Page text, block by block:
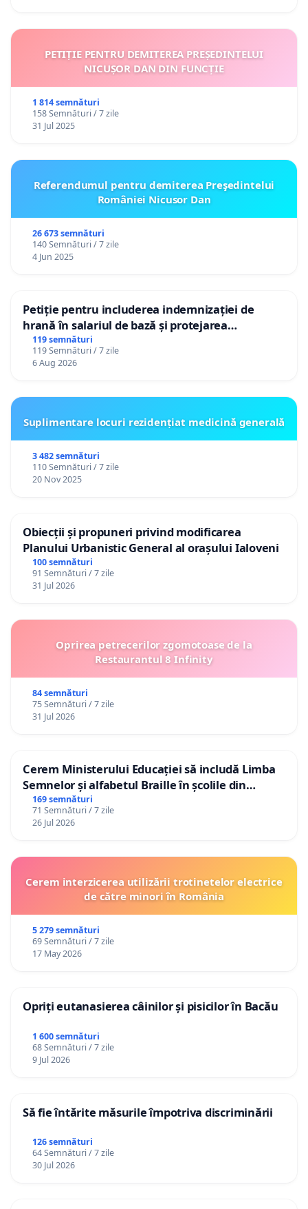
PETIȚIE PENTRU DEMITEREA PREȘEDINTELUI
NICUȘOR DAN DIN FUNCȚIE
1 814 semnături
158 Semnături / 7 zile
31 Jul 2025
Referendumul pentru demiterea Preşedintelui
României Nicusor Dan
26 673 semnături
140 Semnături / 7 zile
4 Jun 2025
Petiție pentru includerea indemnizației de
hrană în salariul de bază și protejarea
gradațiilor de vechime pentru asistenții
personali
119 semnături
119 Semnături / 7 zile
6 Aug 2026
Suplimentare locuri rezidențiat medicină generală
3 482 semnături
110 Semnături / 7 zile
20 Nov 2025
Obiecții și propuneri privind modificarea
Planului Urbanistic General al orașului Ialoveni
100 semnături
91 Semnături / 7 zile
31 Jul 2026
Oprirea petrecerilor zgomotoase de la
Restaurantul 8 Infinity
84 semnături
75 Semnături / 7 zile
31 Jul 2026
Cerem Ministerului Educației să includă Limba
Semnelor și alfabetul Braille în școlile din
Republica Moldova!
169 semnături
71 Semnături / 7 zile
26 Jul 2026
Cerem interzicerea utilizării trotinetelor electrice
de către minori în România
5 279 semnături
69 Semnături / 7 zile
17 May 2026
Opriți eutanasierea câinilor și pisicilor în Bacău
1 600 semnături
68 Semnături / 7 zile
9 Jul 2026
Să fie întărite măsurile împotriva discriminării
126 semnături
64 Semnături / 7 zile
30 Jul 2026